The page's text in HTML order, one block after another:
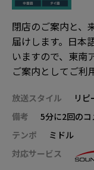
閉店のご案内と、
届けします。日本
いますので、東南
ご案内としてご利
放送スタイル
リピ
備考
5分に2回の
テンポ
ミドル
対応サービス